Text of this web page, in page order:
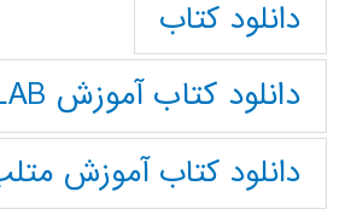
دانلود کتاب
دانلود کتاب آموزش MATLAB
دانلود کتاب آموزش